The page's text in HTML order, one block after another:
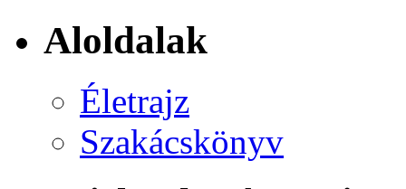
Aloldalak
Életrajz
Szakácskönyv